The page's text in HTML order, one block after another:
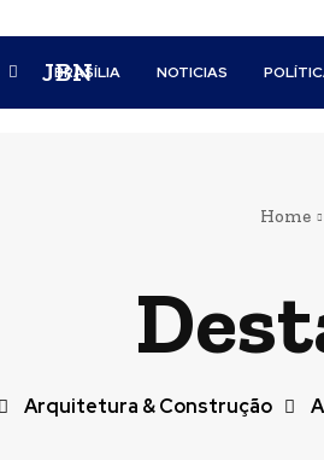
JBN
BRASÍLIA NOTICIAS
Home
Arquitetura & Construção